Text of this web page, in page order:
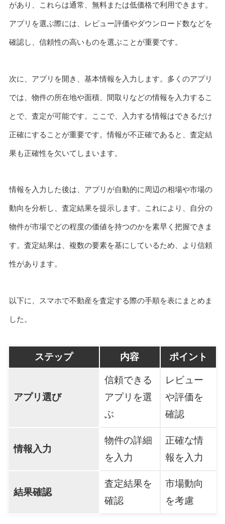
があり、これらは通常、無料または低価格で利用できます。
アプリを選ぶ際には、レビュー評価やダウンロード数などを
確認し、信頼性の高いものを選ぶことが重要です。
次に、アプリを開き、基本情報を入力します。多くのアプリ
では、物件の所在地や面積、間取りなどの情報を入力するこ
とで、査定が可能です。ここで、入力する情報はできるだけ
正確にすることが重要です。情報が不正確であると、査定結
果も正確性を欠いてしまいます。
情報を入力した後は、アプリが自動的に周辺の相場や市場の
動向を分析し、査定結果を提示します。これにより、自分の
物件が市場でどの程度の価値を持つのかを素早く把握できま
す。査定結果は、複数の要素を基にしているため、より信頼
性があります。
以下に、スマホで不動産を査定する際の手順を表にまとめま
した。
ステップ 内容 ポイント
アプリ選び
信頼できる
アプリを選
ぶ
レビュー
や評価を
確認
情報入力
物件の詳細
を入力
正確な情
報を入力
結果確認
査定結果を
確認
市場動向
を考慮